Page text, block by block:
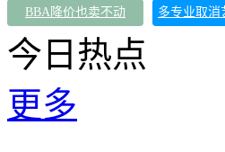
BBA降价也卖不动
今日热点
更多